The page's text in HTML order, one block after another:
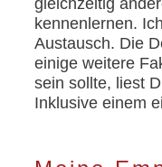
kennenlernen.
Austausch. Die
einige weitere
sein sollte, liest
Inklusive einem